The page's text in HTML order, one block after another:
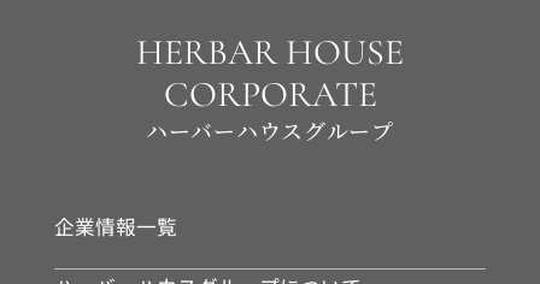
HERBAR HOUSE
CORPORATE
ハーバーハウスグループ
企業情報一覧